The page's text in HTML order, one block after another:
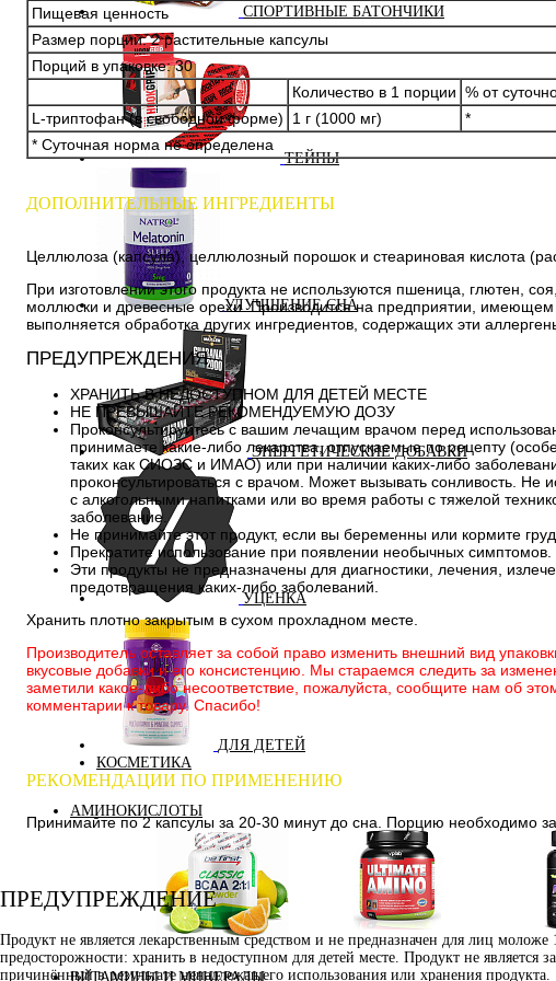
СПОРТИВНЫЕ БАТОНЧИКИ
ТЕЙПЫ
УЛУЧШЕНИЕ СНА
ЭНЕРГЕТИЧЕСКИЕ ДОБАВКИ
УЦЕНКА
ДЛЯ ДЕТЕЙ
КОСМЕТИКА
АМИНОКИСЛОТЫ
Bcaa
Аминокислоты
комплексные
ВИТАМИНЫ И МИНЕРАЛЫ
Пищевая ценность
Размер порции: 2 растительные капсулы
Порций в упаковке: 30
Количество в 1 порции % от
L-триптофан (в свободной форме)
1 г (1000 мг)
*
* Суточная норма не определена
ДОПОЛНИТЕЛЬНЫЕ ИНГРЕДИЕНТЫ
Целлюлоза (капсула), целлюлозный порошок и стеариновая кислота
При изготовлении этого продукта не используются пшеница, глютен,
моллюски и древесные орехи. Производится на предприятии, имеющем
выполняется обработка других ингредиентов, содержащих эти
ПРЕДУПРЕЖДЕНИЯ
ХРАНИТЬ В НЕДОСТУПНОМ ДЛЯ ДЕТЕЙ МЕСТЕ
НЕ ПРЕВЫШАЙТЕ РЕКОМЕНДУЕМУЮ ДОЗУ
Проконсультируйтесь с вашим лечащим врачом перед
принимаете какие-либо лекарства, отпускаемые по рецепту
таких как СИОЗС и ИМАО) или при наличии каких-либо
проконсультироваться с врачом. Может вызывать сонливость. Не
с алкогольными напитками или во время работы с тяжелой
заболевание.
Не принимайте этот продукт, если вы беременны или кормите
Прекратите использование при появлении необычных симптомов.
Эти продукты не предназначены для диагностики, лечения,
предотвращения каких-либо заболеваний.
Хранить плотно закрытым в сухом прохладном месте.
Производитель оставляет за собой право изменить внешний вид
вкусовые добавки и его консистенцию. Мы стараемся следить за
заметили какое-либо несоответствие, пожалуйста, сообщите нам об
комментарии к товару. Спасибо!
РЕКОМЕНДАЦИИ ПО ПРИМЕНЕНИЮ
Принимайте по 2 капсулы за 20-30 минут до сна. Порцию необходимо
ПРЕДУПРЕЖДЕНИЕ
Продукт не является лекарственным средством и не предназначен для лиц
предосторожности: хранить в недоступном для детей месте. Продукт не
причинённый в результате ненадлежащего использования или хранения продукта.